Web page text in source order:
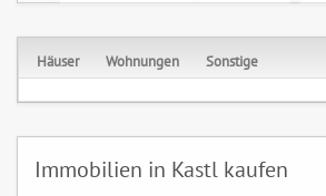
Häuser Wohnungen Sonstige
Immobilien in Kastl kaufen